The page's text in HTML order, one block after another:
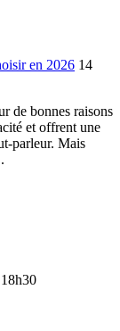
en 2026 14
de bonnes raisons
et offrent une
parleur. Mais